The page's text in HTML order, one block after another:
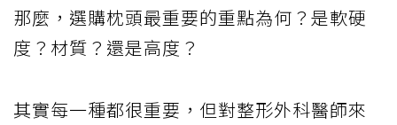
那麼，選購枕頭最重要的重點為何？是軟硬
度？材質？還是高度？
其實每一種都很重要，但對整形外科醫師來